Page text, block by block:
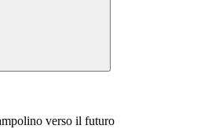
verso il futuro